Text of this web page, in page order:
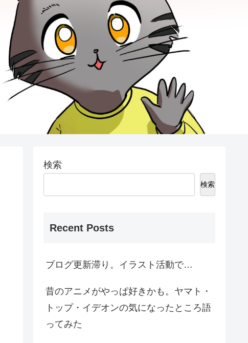
検索
検索
Recent Posts
ブログ更新滞り。イラスト活動で…
昔のアニメがやっぱ好きかも。ヤマト・
トップ・イデオンの気になったところ語
ってみた